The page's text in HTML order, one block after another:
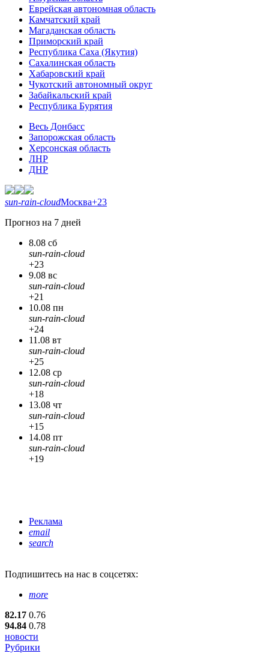
Еврейская автономная область
Камчатский край
Магаданская область
Приморский край
Республика Саха (Якутия)
Сахалинская область
Хабаровский край
Чукотский автономный округ
Забайкальский край
Республика Бурятия
Весь Донбасс
Запорожская область
Херсонская область
ЛНР
ДНР
sun-rain-cloudМосква+23
Прогноз на 7 дней
8.08 сб
sun-rain-cloud
+23
9.08 вс
sun-rain-cloud
+21
10.08 пн
sun-rain-cloud
+24
11.08 вт
sun-rain-cloud
+25
12.08 ср
sun-rain-cloud
+18
13.08 чт
sun-rain-cloud
+15
14.08 пт
sun-rain-cloud
+19
Реклама
email
search
Подпишитесь на нас в соцсетях:
more
82.17 0.76
94.84 0.78
новости
Рубрики